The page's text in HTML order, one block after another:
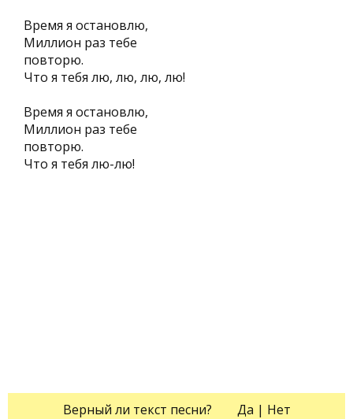
Время я остановлю,
Миллион раз тебе
повторю.
Что я тебя лю, лю, лю, лю!
Время я остановлю,
Миллион раз тебе
повторю.
Что я тебя лю-лю!
Верный ли текст песни? Да | Нет